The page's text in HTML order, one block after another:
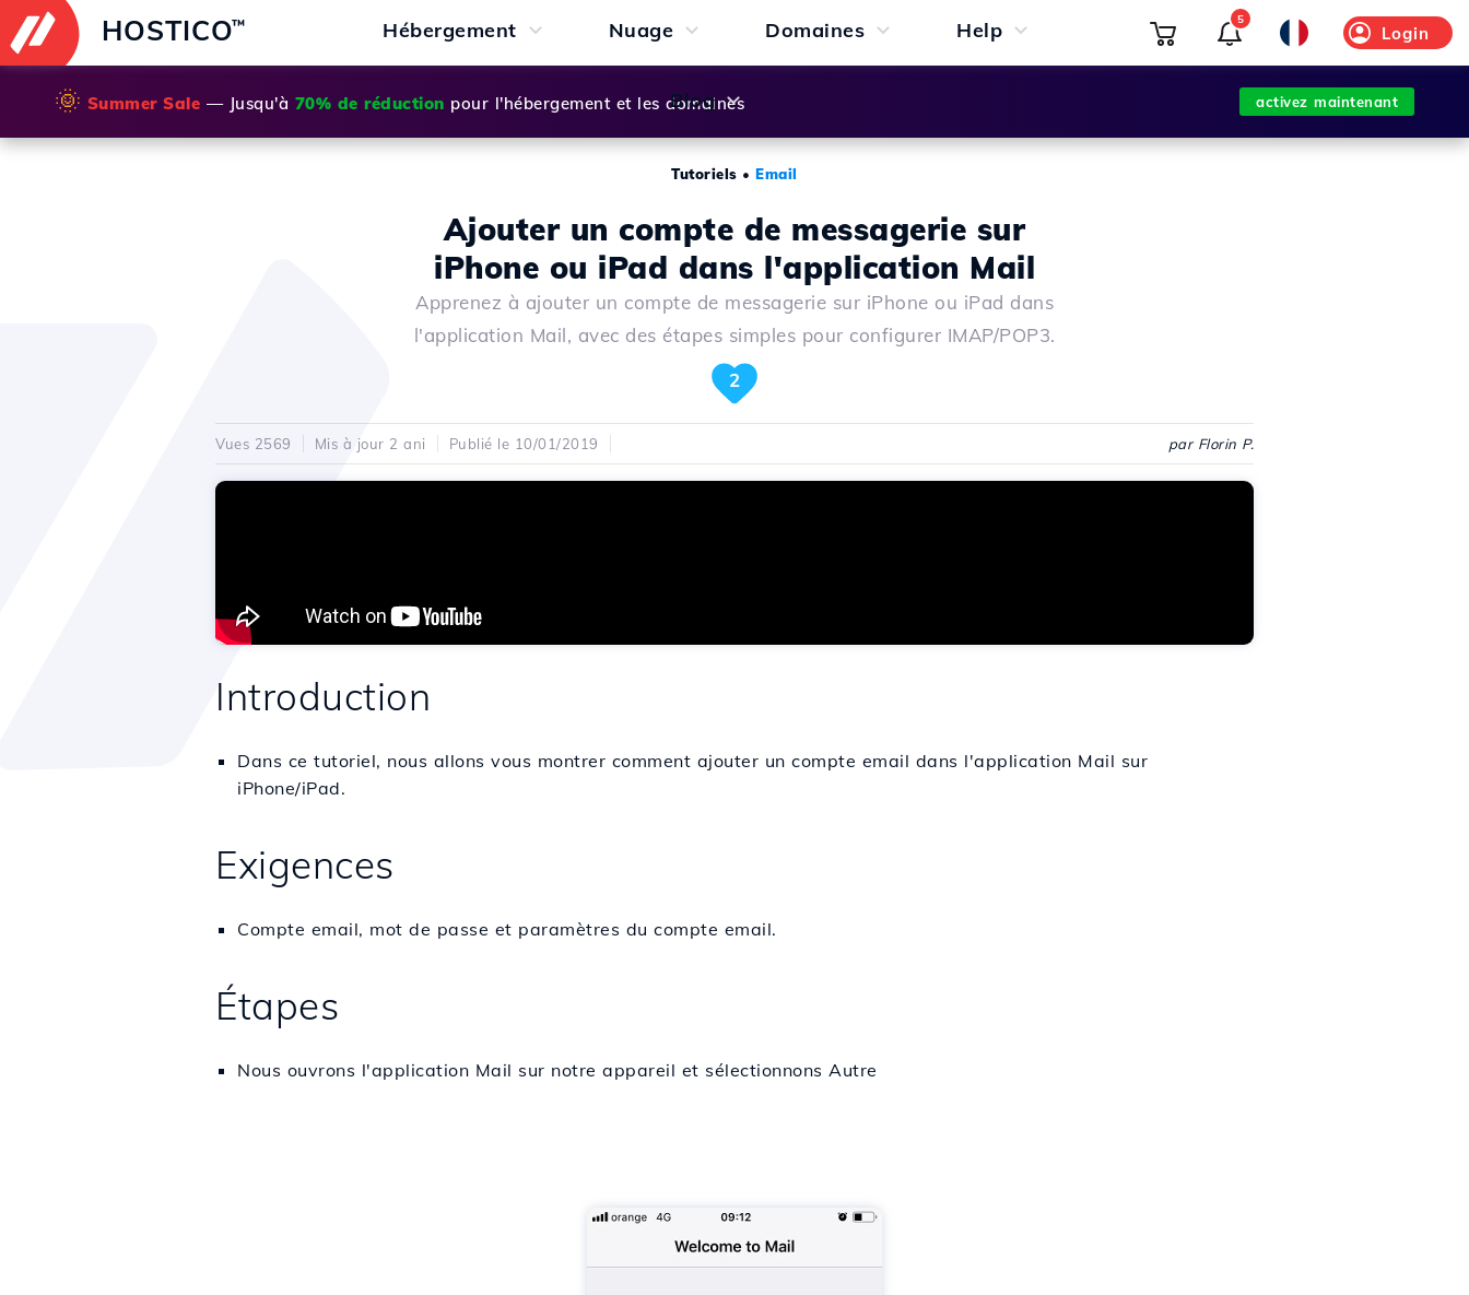
HOSTICO™ Hébergement Nuage Domaines Help
Blog
Login
5
🌞 Summer Sale — Jusqu'à 70% de réduction pour l'hébergement et les domaines activez maintenant
Tutoriels •Email
Ajouter un compte de messagerie sur
iPhone ou iPad dans l'application Mail
Apprenez à ajouter un compte de messagerie sur iPhone ou iPad dans
l'application Mail, avec des étapes simples pour configurer IMAP/POP3.
2
Vues 2569 Mis à jour 2 ani Publié le 10/01/2019 par Florin P.
Introduction
Dans ce tutoriel, nous allons vous montrer comment ajouter un compte email dans l'application Mail sur
iPhone/iPad.
Exigences
Compte email, mot de passe et paramètres du compte email.
Étapes
Nous ouvrons l'application Mail sur notre appareil et sélectionnons Autre